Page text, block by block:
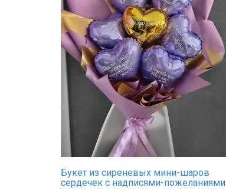
Букет из сиреневых мини-шаров
сердечек с надписями-пожеланиями